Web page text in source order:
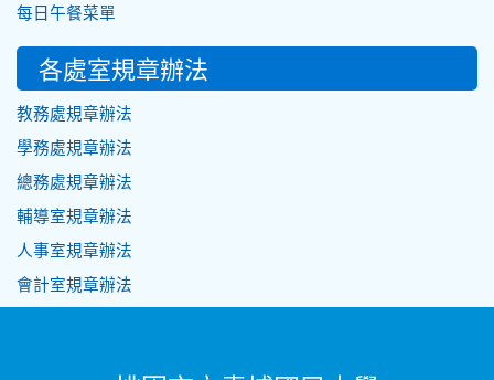
每日午餐菜單
各處室規章辦法
教務處規章辦法
學務處規章辦法
總務處規章辦法
輔導室規章辦法
人事室規章辦法
會計室規章辦法